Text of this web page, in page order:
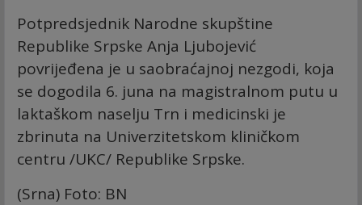
Potpredsjednik Narodne skupštine
Republike Srpske Anja Ljubojević
povrijeđena je u saobraćajnoj nezgodi, koja
se dogodila 6. juna na magistralnom putu u
laktaškom naselju Trn i medicinski je
zbrinuta na Univerzitetskom kliničkom
centru /UKC/ Republike Srpske.
(Srna) Foto: BN